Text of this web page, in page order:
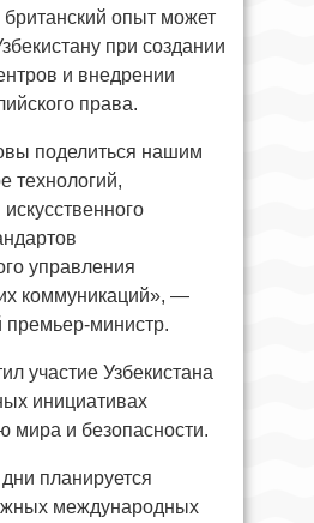
опыт может
при создании
и внедрении
права.
поделиться нашим
технологий,
управления
коммуникаций», —
министр.
участие Узбекистана
инициативах
мира и безопасности.
планируется
международных